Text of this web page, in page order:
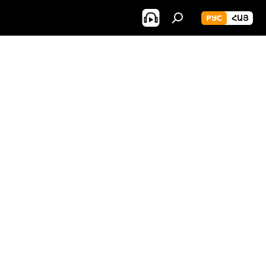
РУС ՀԱՅ